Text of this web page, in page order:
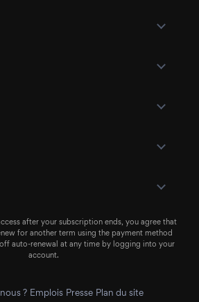
after your subscription ends, you agree that
for another term using the payment method
auto-renewal at any time by logging into your
account.
? Emplois Presse Plan du site